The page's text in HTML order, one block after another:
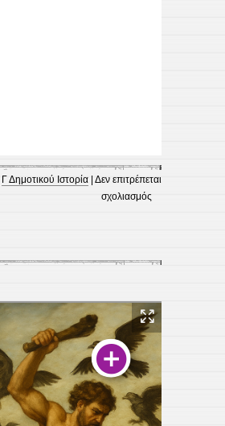
Γ Δημοτικού Ιστορία| Δεν επιτρέπεται
σχολιασμόςστο
του
Genially